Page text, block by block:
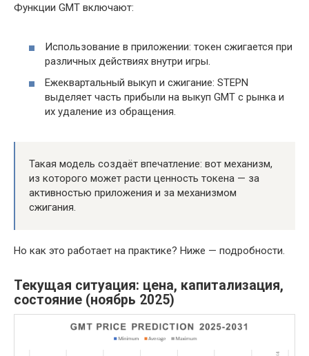
Функции GMT включают:
Использование в приложении: токен сжигается при
различных действиях внутри игры.
Ежеквартальный выкуп и сжигание: STEPN
выделяет часть прибыли на выкуп GMT с рынка и
их удаление из обращения.
Такая модель создаёт впечатление: вот механизм,
из которого может расти ценность токена — за
активностью приложения и за механизмом
сжигания.
Но как это работает на практике? Ниже — подробности.
Текущая ситуация: цена, капитализация,
состояние (ноябрь 2025)